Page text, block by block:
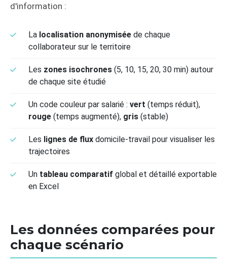
d'information :
La localisation anonymisée de chaque
collaborateur sur le territoire
Les zones isochrones (5, 10, 15, 20, 30 min) autour
de chaque site étudié
Un code couleur par salarié : vert (temps réduit),
rouge (temps augmenté), gris (stable)
Les lignes de flux domicile-travail pour visualiser les
trajectoires
Un tableau comparatif global et détaillé exportable
en Excel
Les données comparées pour
chaque scénario